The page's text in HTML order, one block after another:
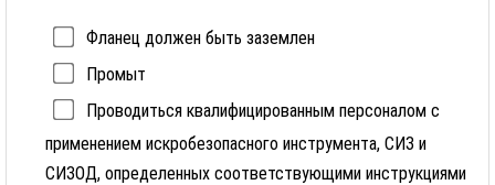
Фланец должен быть заземлен
Промыт
Проводиться квалифицированным персоналом с
применением искробезопасного инструмента, СИЗ и
СИЗОД, определенных соответствующими инструкциями